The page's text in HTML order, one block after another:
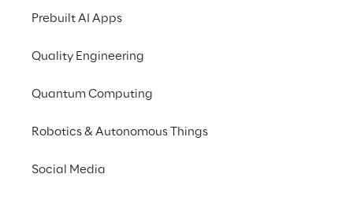
Prebuilt AI Apps
Quality Engineering
Quantum Computing
Robotics & Autonomous Things
Social Media
Vorteile der Verwendung von GCP zu
vermitteln, das sie benötigen, um fundierte
Technologieentscheidungen zu treffen.
Der Entstehungsprozess